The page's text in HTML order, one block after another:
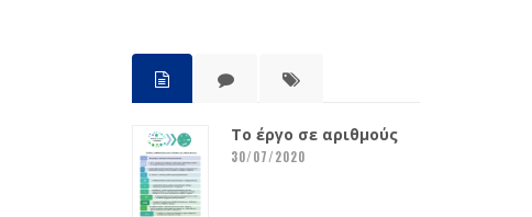
Το έργο σε αριθμούς
30/07/2020